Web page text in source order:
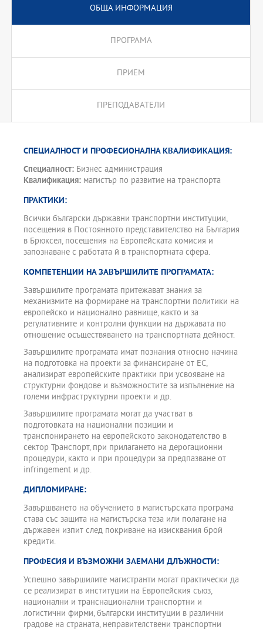
ОБЩА ИНФОРМАЦИЯ
ПРОГРАМА
ПРИЕМ
ПРЕПОДАВАТЕЛИ
СПЕЦИАЛНОСТ И ПРОФЕСИОНАЛНА КВАЛИФИКАЦИЯ:
Специалност: Бизнес администрация
Квалификация: магистър по развитие на транспорта
ПРАКТИКИ:
Всички български държавни транспортни институции,
посещения в Постоянното представителство на България
в Брюксел, посещения на Европейската комисия и
запознаване с работата й в транспортната сфера.
КОМПЕТЕНЦИИ НА ЗАВЪРШИЛИТЕ ПРОГРАМАТА:
Завършилите програмата притежават знания за
механизмите на формиране на транспортни политики на
европейско и национално равнище, както и за
регулативните и контролни функции на държавата по
отношение осъществяването на транспортната дейност.
Завършилите програмата имат познания относно начина
на подготовка на проекти за финансиране от ЕС,
анализират европейските практики при усвояване на
структурни фондове и възможностите за изпълнение на
големи инфраструктурни проекти и др.
Завършилите програмата могат да участват в
подготовката на национални позиции и
транспонирането на европейското законодателство в
сектор Транспорт, при прилагането на дерогационни
процедури, както и при процедури за предпазване от
infringement и др.
ДИПЛОМИРАНЕ:
Завършването на обучението в магистърската програма
става със защита на магистърска теза или полагане на
държавен изпит след покриване на изисквания брой
кредити.
ПРОФЕСИЯ И ВЪЗМОЖНИ ЗАЕМАНИ ДЛЪЖНОСТИ:
Успешно завършилите магистранти могат практически да
се реализират в институции на Европейския съюз,
национални и транснационални транспортни и
логистични фирми, български институции в различни
градове на страната, неправителствени транспортни